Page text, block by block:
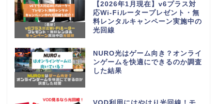
【2026年1月現在】v6プラス対
応Wi-Fiルータープレゼント・無
料レンタルキャンペーン実施中の
光回線
NURO光はゲーム向き？オンライ
ンゲームを快適にできるのか調査
した結果